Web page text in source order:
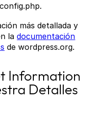
más detallada y
ladocumentación
de wordpress.org.
Information
Detalles